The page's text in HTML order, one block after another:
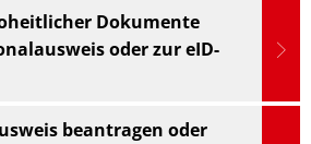
Dokumente
oder zur eID-
beantragen oder